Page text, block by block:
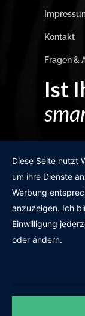
Kontakt
Fragen &
Ist
Diese Seite nutzt
um ihre Dienste
Werbung
anzuzeigen. Ich
Einwilligung
oder ändern.